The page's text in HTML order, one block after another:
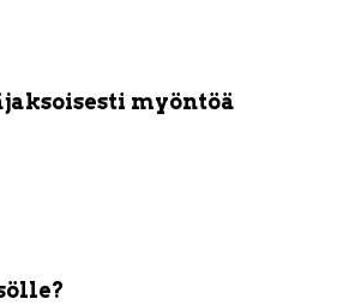
myöntöä